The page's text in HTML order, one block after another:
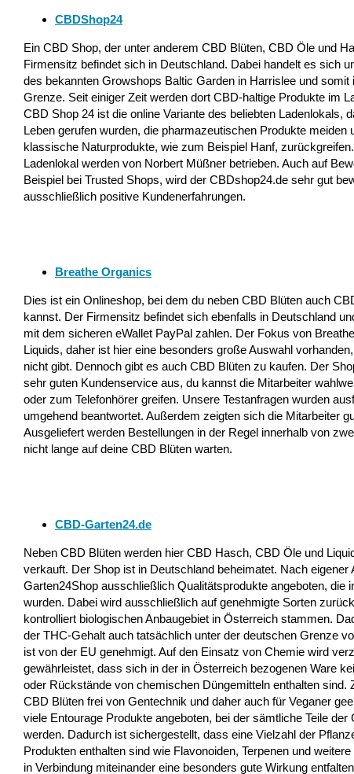
CBDShop24
Ein CBD Shop, der unter anderem CBD Blüten, CBD Öle und
Firmensitz befindet sich in Deutschland. Dabei handelt es sich
des bekannten Growshops Baltic Garden in Harrislee und somit
Grenze. Seit einiger Zeit werden dort CBD-haltige Produkte im
CBD Shop 24 ist die online Variante des beliebten Ladenlokals,
Leben gerufen wurden, die pharmazeutischen Produkte meiden
klassische Naturprodukte, wie zum Beispiel Hanf,
Ladenlokal werden von Norbert Müßner betrieben. Auch auf
Beispiel bei Trusted Shops, wird der CBDshop24.de sehr gut
ausschließlich positive Kundenerfahrungen.
Breathe Organics
Dies ist ein Onlineshop, bei dem du neben CBD Blüten auch
kannst. Der Firmensitz befindet sich ebenfalls in Deutschland
mit dem sicheren eWallet PayPal zahlen. Der Fokus von
Liquids, daher ist hier eine besonders große Auswahl
nicht gibt. Dennoch gibt es auch CBD Blüten zu kaufen. Der
sehr guten Kundenservice aus, du kannst die Mitarbeiter
oder zum Telefonhörer greifen. Unsere Testanfragen wurden
umgehend beantwortet. Außerdem zeigten sich die Mitarbeiter
Ausgeliefert werden Bestellungen in der Regel innerhalb von
nicht lange auf deine CBD Blüten warten.
CBD-Garten24.de
Neben CBD Blüten werden hier CBD Hasch, CBD Öle und
verkauft. Der Shop ist in Deutschland beheimatet. Nach eigener
Garten24Shop ausschließlich Qualitätsprodukte angeboten, die
wurden. Dabei wird ausschließlich auf genehmigte Sorten
kontrolliert biologischen Anbaugebiet in Österreich stammen.
der THC-Gehalt auch tatsächlich unter der deutschen Grenze
ist von der EU genehmigt. Auf den Einsatz von Chemie wird
gewährleistet, dass sich in der in Österreich bezogenen Ware
oder Rückstände von chemischen Düngemitteln enthalten sind.
CBD Blüten frei von Gentechnik und daher auch für Veganer
viele Entourage Produkte angeboten, bei der sämtliche Teile
werden. Dadurch ist sichergestellt, dass eine Vielzahl der
Produkten enthalten sind wie Flavonoiden, Terpenen und
in Verbindung miteinander eine besonders gute Wirkung